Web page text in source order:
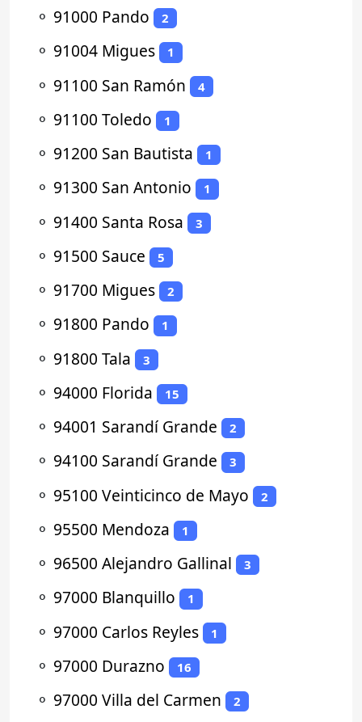
⚬ 91000 Pando 2
⚬ 91004 Migues 1
⚬ 91100 San Ramón 4
⚬ 91100 Toledo 1
⚬ 91200 San Bautista 1
⚬ 91300 San Antonio 1
⚬ 91400 Santa Rosa 3
⚬ 91500 Sauce 5
⚬ 91700 Migues 2
⚬ 91800 Pando 1
⚬ 91800 Tala 3
⚬ 94000 Florida 15
⚬ 94001 Sarandí Grande 2
⚬ 94100 Sarandí Grande 3
⚬ 95100 Veinticinco de Mayo 2
⚬ 95500 Mendoza 1
⚬ 96500 Alejandro Gallinal 3
⚬ 97000 Blanquillo 1
⚬ 97000 Carlos Reyles 1
⚬ 97000 Durazno 16
⚬ 97000 Villa del Carmen 2